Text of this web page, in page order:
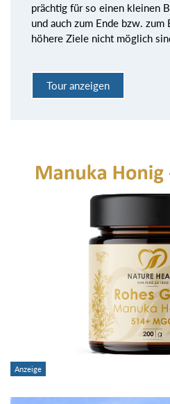
prächtig für so einen kleinen
und auch zum Ende bzw.
höhere Ziele nicht möglich
Tour anzeigen